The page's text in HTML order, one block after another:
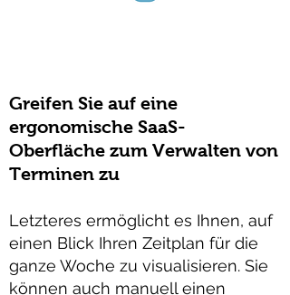
Greifen Sie auf eine
ergonomische SaaS-
Oberfläche zum Verwalten von
Terminen zu
Letzteres ermöglicht es Ihnen, auf
einen Blick Ihren Zeitplan für die
ganze Woche zu visualisieren. Sie
können auch manuell einen